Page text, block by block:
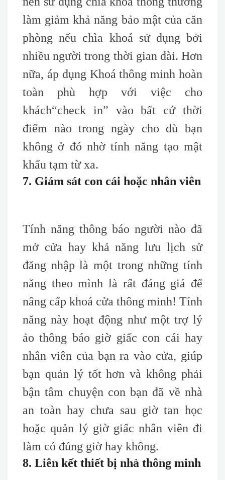
làm giảm khả năng bảo mật của căn
phòng nếu chìa khoá sử dụng bởi
nhiều người trong thời gian dài. Hơn
nữa, áp dụng Khoá thông minh hoàn
toàn phù hợp với việc cho
khách“check in” vào bất cứ thời
điểm nào trong ngày cho dù bạn
không ở đó nhờ tính năng tạo mật
khẩu tạm từ xa.
7. Giám sát con cái hoặc nhân viên
Tính năng thông báo người nào đã
mở cửa hay khả năng lưu lịch sử
đăng nhập là một trong những tính
năng theo mình là rất đáng giá để
nâng cấp khoá cửa thông minh! Tính
năng này hoạt động như một trợ lý
ảo thông báo giờ giấc con cái hay
nhân viên của bạn ra vào cửa, giúp
bạn quản lý tốt hơn và không phải
bận tâm chuyện con bạn đã về nhà
an toàn hay chưa sau giờ tan học
hoặc quản lý giờ giấc nhân viên đi
làm có đúng giờ hay không.
8. Liên kết thiết bị nhà thông minh